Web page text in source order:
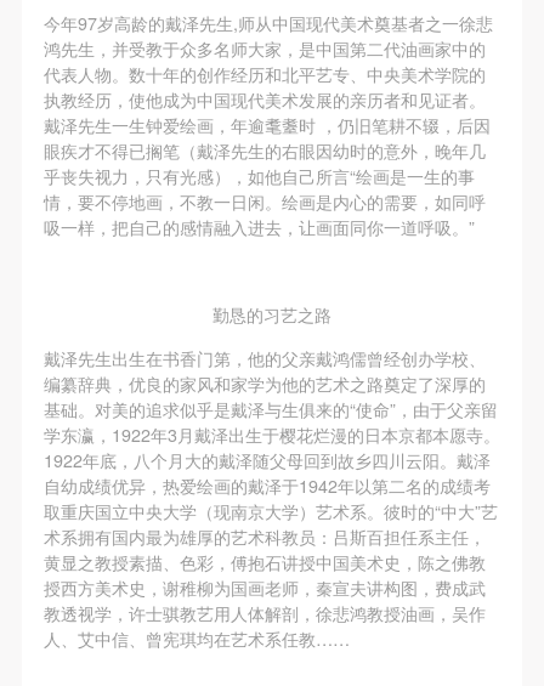
今年97岁高龄的戴泽先生,师从中国现代美术奠基者之一徐悲
鸿先生，并受教于众多名师大家，是中国第二代油画家中的
代表人物。数十年的创作经历和北平艺专、中央美术学院的
执教经历，使他成为中国现代美术发展的亲历者和见证者。
戴泽先生一生钟爱绘画，年逾耄耋时 ，仍旧笔耕不辍，后因
眼疾才不得已搁笔（戴泽先生的右眼因幼时的意外，晚年几
乎丧失视力，只有光感），如他自己所言“绘画是一生的事
情，要不停地画，不教一日闲。绘画是内心的需要，如同呼
吸一样，把自己的感情融入进去，让画面同你一道呼吸。”
勤恳的习艺之路
戴泽先生出生在书香门第，他的父亲戴鸿儒曾经创办学校、
编纂辞典，优良的家风和家学为他的艺术之路奠定了深厚的
基础。对美的追求似乎是戴泽与生俱来的“使命”，由于父亲留
学东瀛，1922年3月戴泽出生于樱花烂漫的日本京都本愿寺。
1922年底，八个月大的戴泽随父母回到故乡四川云阳。戴泽
自幼成绩优异，热爱绘画的戴泽于1942年以第二名的成绩考
取重庆国立中央大学（现南京大学）艺术系。彼时的“中大”艺
术系拥有国内最为雄厚的艺术科教员：吕斯百担任系主任，
黄显之教授素描、色彩，傅抱石讲授中国美术史，陈之佛教
授西方美术史，谢稚柳为国画老师，秦宣夫讲构图，费成武
教透视学，许士骐教艺用人体解剖，徐悲鸿教授油画，吴作
人、艾中信、曾宪琪均在艺术系任教……
负的原则。但活动有风险，参加者应有必要的风险意
识。
第二条
参加本次活动者必须遵守中华人民共和国的相关法
律、法规，必须遵循道德和社会公德规范，并应该具
备以人为本、团结友爱、互相帮助和助人为乐的良好
品质。
参加本次活动人员应该是成年人（具有完全民事行为
同下参观。
第四条
参加活动者在此次活动期间的人身安全责任自负。鼓
励参加者自行购买人身安全保险。活动中一旦出现事
故，活动中任何非事故当事人及美术馆将不承担人身
事故的任何责任，但有互相援助的义务。参加活动的
成员应当积极主动的组织实施救援工作，但对事故本
身不承担任何法律责任和经济责任。参加本次活动者
的人身安全不负有民事及相关连带责任。
负的原则。但活动有风险，参加者应有必要的风险意
识。
第二条
参加本次活动者必须遵守中华人民共和国的相关法
律、法规，必须遵循道德和社会公德规范，并应该具
备以人为本、团结友爱、互相帮助和助人为乐的良好
品质。
参加本次活动人员应该是成年人（具有完全民事行为
同下参观。
第四条
参加活动者在此次活动期间的人身安全责任自负。鼓
励参加者自行购买人身安全保险。活动中一旦出现事
故，活动中任何非事故当事人及美术馆将不承担人身
事故的任何责任，但有互相援助的义务。参加活动的
成员应当积极主动的组织实施救援工作，但对事故本
身不承担任何法律责任和经济责任。参加本次活动者
的人身安全不负有民事及相关连带责任。
负的原则。但活动有风险，参加者应有必要的风险意
识。
第二条
参加本次活动者必须遵守中华人民共和国的相关法
律、法规，必须遵循道德和社会公德规范，并应该具
备以人为本、团结友爱、互相帮助和助人为乐的良好
品质。
参加本次活动人员应该是成年人（具有完全民事行为
同下参观。
第四条
参加活动者在此次活动期间的人身安全责任自负。鼓
励参加者自行购买人身安全保险。活动中一旦出现事
故，活动中任何非事故当事人及美术馆将不承担人身
事故的任何责任，但有互相援助的义务。参加活动的
成员应当积极主动的组织实施救援工作，但对事故本
身不承担任何法律责任和经济责任。参加本次活动者
的人身安全不负有民事及相关连带责任。